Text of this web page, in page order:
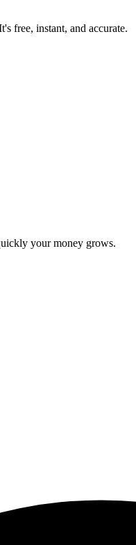
free, instant, and accurate.
your money grows.